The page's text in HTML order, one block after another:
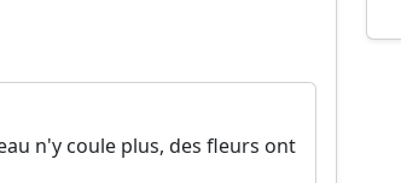
n'y coule plus, des fleurs ont